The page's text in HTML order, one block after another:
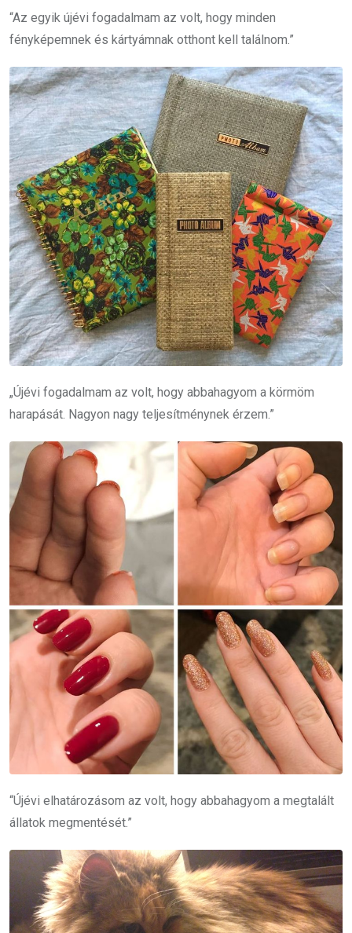
“Az egyik újévi fogadalmam az volt, hogy minden
fényképemnek és kártyámnak otthont kell találnom.”
„Újévi fogadalmam az volt, hogy abbahagyom a körmöm
harapását. Nagyon nagy teljesítménynek érzem.”
“Újévi elhatározásom az volt, hogy abbahagyom a megtalált
állatok megmentését.”